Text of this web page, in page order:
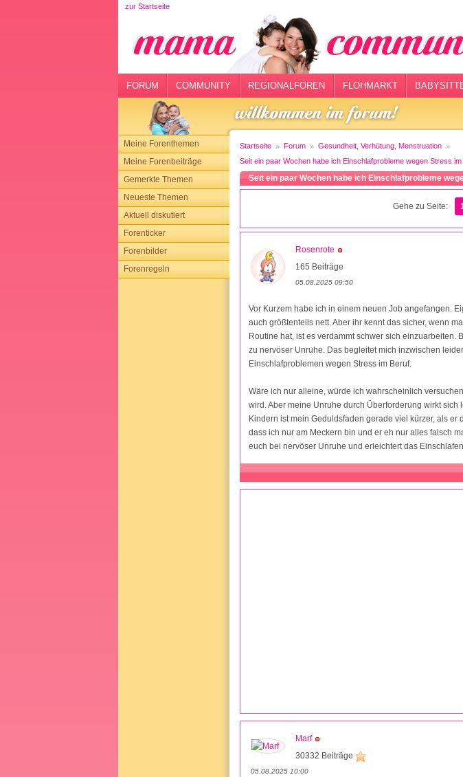
zur Startseite
FORUM COMMUNITY REGIONALFOREN FLOHMARKT
Meine Forenthemen
Meine Forenbeiträge
Gemerkte Themen
Neueste Themen
Aktuell diskutiert
Forenticker
Forenbilder
Forenregeln
Startseite Forum
Gesundheit, Verhütung, Menstruation
Seit ein paar Wochen habe ich Einschlafprobleme wegen Stress
Seit ein paar Wochen habe ich Einschlafprobleme
Gehe zu Seite:
Rosenrote
165 Beiträge
05.08.2025 09:50
Vor Kurzem habe ich in einem neuen Job angefangen.
auch größtenteils nett. Aber ihr kennt das sicher, wenn
Routine hat, ist es verdammt schwer sich einzuarbeiten.
zu nervöser Unruhe. Das begleitet mich inzwischen
Einschlafproblemen wegen Stress im Beruf.
Wäre ich nur alleine, würde ich wahrscheinlich
wird. Aber meine Unruhe durch Überforderung wirkt
Kindern ist mein Geduldsfaden gerade viel kürzer, als
dass ich nur am Meckern bin und er eh nur alles falsch
euch bei nervöser Unruhe und erleichtert das
Marf
30332 Beiträge
05.08.2025 10:00